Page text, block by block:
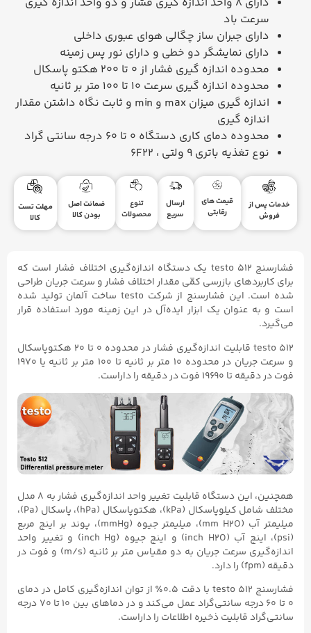
سرعت باد
دارای جبران ساز چگالی هوای عبوری داخلی
دارای نمایشگر دو خطی و دارای نور پس زمینه
محدوده اندازه گیری فشار از 0 تا 200 هکتو پاسکال
محدوده اندازه گیری سرعت 10 تا 100 متر بر ثانیه
اندازه گیری میزان max و min و ثابت نگاه داشتن مقدار
اندازه گیری
محدوده دمای کاری دستگاه 0 تا 60 درجه سانتی گراد
نوع تغذیه باتری 9 ولتی ،
6F22
خدمات پس از
فروش
قیمت های
رقابتی
ارسال
سریع
تنوع
محصولات
ضمانت اصل
بودن کالا
مهلت تست
کالا
فشارسنج testo ۵۱۲ یک دستگاه اندازه‌گیری اختلاف فشار است که
برای کاربردهای بازرسی کمّی مقدار اختلاف فشار و سرعت جریان طراحی
شده است. این فشارسنج از شرکت testo ساخت آلمان تولید شده
است و به عنوان یک ابزار ایده‌آل در این زمینه مورد استفاده قرار
می‌گیرد.
testo ۵۱۲ قابلیت اندازه‌گیری فشار در محدوده ۰ تا ۲۰ هکتوپاسکال
و سرعت جریان در محدوده ۱۰ متر بر ثانیه تا ۱۰۰ متر بر ثانیه یا ۱۹۷۰
فوت در دقیقه تا ۱۹۶۹۰ فوت در دقیقه را داراست.
همچنین، این دستگاه قابلیت تغییر واحد اندازه‌گیری فشار به ۸ مدل
مختلف شامل کیلوپاسکال (kPa)، هکتوپاسکال (hPa)، پاسکال (Pa)،
میلیمتر آب (mm H2O)، میلیمتر جیوه (mmHg)، پوند بر اینچ مربع
(psi)، اینچ آب (inch H2O) و اینچ جیوه (inch Hg) و تغییر واحد
اندازه‌گیری سرعت جریان به دو مقیاس متر بر ثانیه (m/s) و فوت در
دقیقه (fpm) را دارد.
فشارسنج testo ۵۱۲ با دقت ۰.۵٪ از توان اندازه‌گیری کامل در دمای
۰ تا ۶۰ درجه سانتی‌گراد عمل می‌کند و در دماهای بین ۱۰ تا ۷۰ درجه
سانتی‌گراد قابلیت ذخیره اطلاعات را داراست.